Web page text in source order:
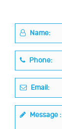
Name:
Phone:
Email:
Message :